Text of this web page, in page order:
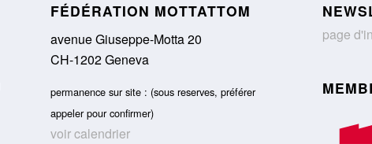
FÉDÉRATION MOTTATTOM
avenue Giuseppe-Motta 20
CH-1202 Geneva
permanence sur site : (sous reserves, préférer
appeler pour confirmer)
voir calendrier
page